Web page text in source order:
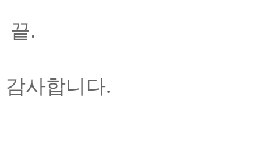
끝.
감사합니다.